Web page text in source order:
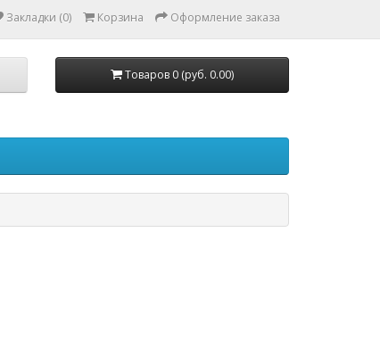
Закладки (0) Корзина Оформление заказа
Товаров 0 (руб. 0.00)